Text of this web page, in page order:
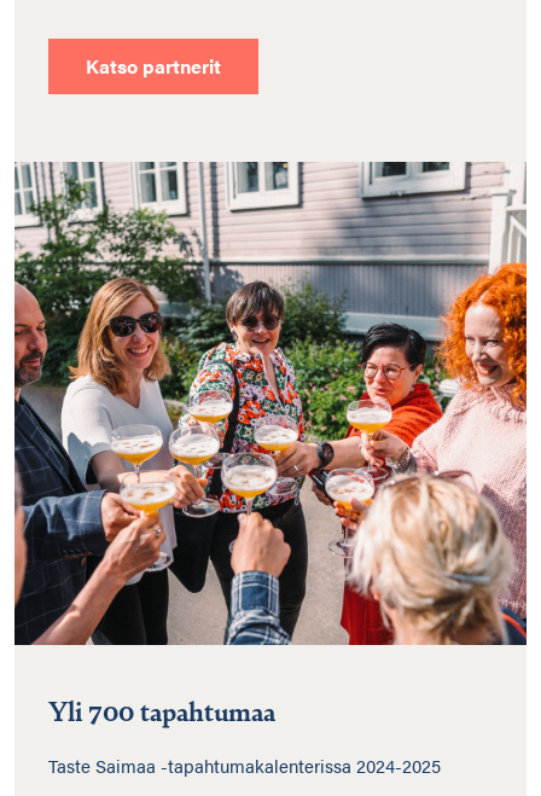
Katso partnerit
Yli 700 tapahtumaa
Taste Saimaa -tapahtumakalenterissa 2024-2025